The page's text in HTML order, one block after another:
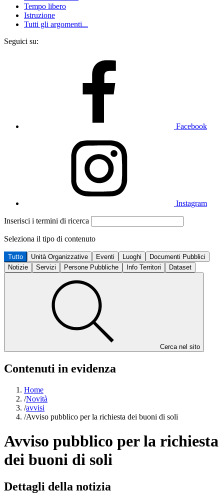
Tempo libero
Istruzione
Tutti gli argomenti...
Seguici su:
Facebook
Instagram
Inserisci i termini di ricerca
Seleziona il tipo di contenuto
Tutto Unità Organizzative Eventi Luoghi
Documenti Pubblici
Notizie
Servizi Persone Pubbliche Info Territori Dataset
Cerca nel sito
Contenuti in evidenza
Home
/Novità
/avvisi
/Avviso pubblico per la richiesta dei buoni di soli
Avviso pubblico per la richiesta
dei buoni di soli
Dettagli della notizia